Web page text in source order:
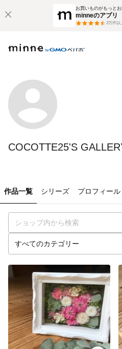
お買いものがもっと
minneのアプリ
3万件以
COCOTTE25'S
作品一覧 シリーズ プロフィール